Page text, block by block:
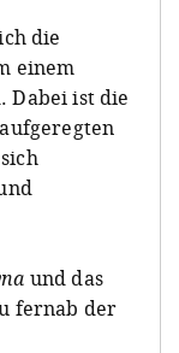
die
einem
Dabei ist die
und das
fernab der